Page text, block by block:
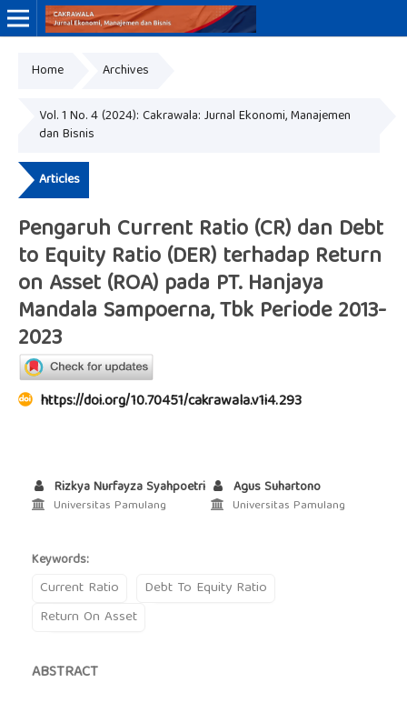
Home Archives
Vol. 1 No. 4 (2024): Cakrawala: Jurnal Ekonomi, Manajemen
dan Bisnis
Articles
Pengaruh Current Ratio (CR) dan Debt
to Equity Ratio (DER) terhadap Return
on Asset (ROA) pada PT. Hanjaya
Mandala Sampoerna, Tbk Periode 2013-
2023
https://doi.org/10.70451/cakrawala.v1i4.293
Rizkya Nurfayza Syahpoetri
Universitas Pamulang
Agus Suhartono
Universitas Pamulang
Keywords:
Current Ratio
Debt To Equity Ratio
Return On Asset
ABSTRACT